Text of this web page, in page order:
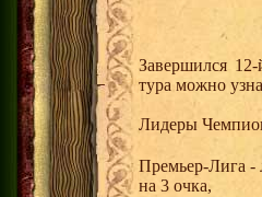
Завершился
тура можно
Лидеры
Премьер-Лига -
на 3 очка,